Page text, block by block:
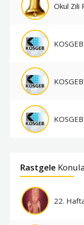
Okul Zili
Rastgele
22.